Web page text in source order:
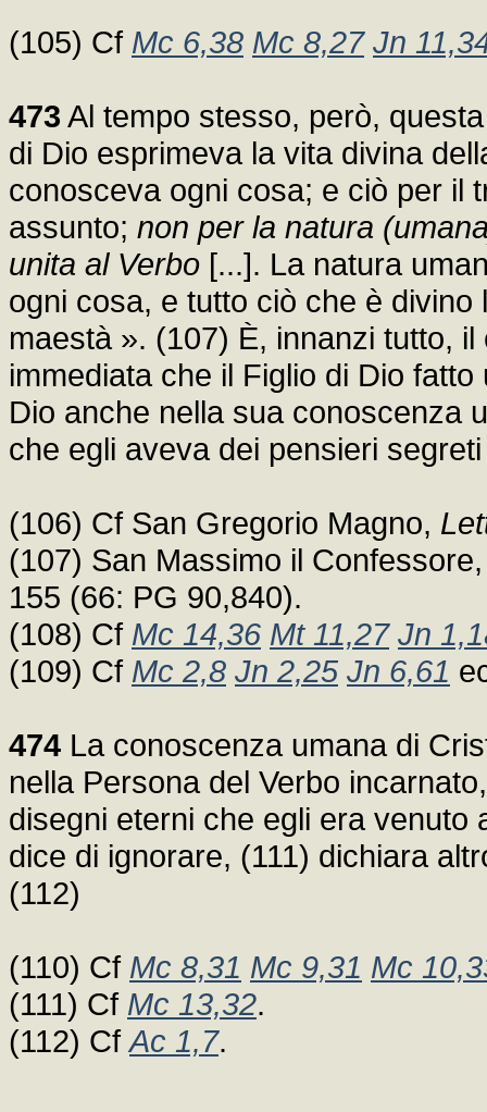
(105) Cf Mc 6,38 Mc 8,27 Jn
473 Al tempo stesso, però,
di Dio esprimeva la vita divina
conosceva ogni cosa; e ciò per il
assunto; non per la natura
unita al Verbo [...]. La natura
ogni cosa, e tutto ciò che è
maestà ». (107) È, innanzi tutto,
immediata che il Figlio di Dio
Dio anche nella sua conoscenza
che egli aveva dei pensieri
(106) Cf San Gregorio Magno,
(107) San Massimo il
155 (66: PG 90,840).
(108) Cf Mc 14,36 Mt 11,27 Jn
(109) Cf Mc 2,8 Jn 2,25 Jn 6,61
474 La conoscenza umana di
nella Persona del Verbo
disegni eterni che egli era venuto
dice di ignorare, (111) dichiara
(112)
(110) Cf Mc 8,31 Mc 9,31 Mc
(111) Cf Mc 13,32.
(112) CfAc 1,7.